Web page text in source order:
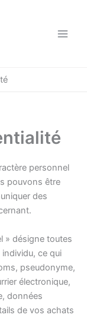
personnel
pouvons être
des
» désigne toutes
ce qui
pseudonyme,
électronique,
données
de vos achats